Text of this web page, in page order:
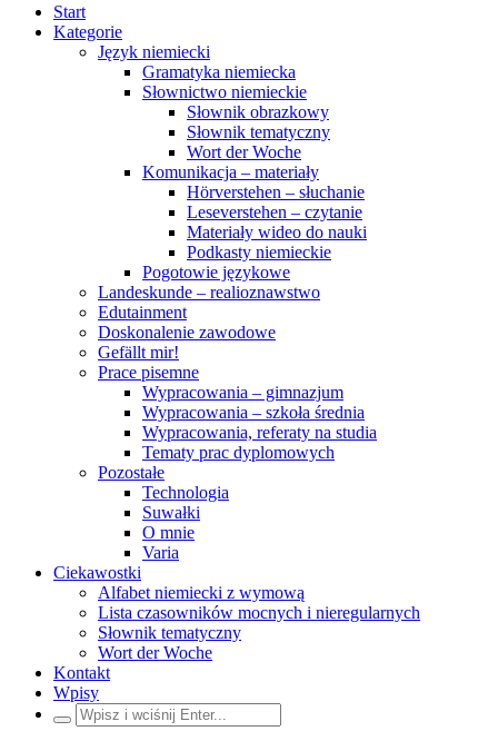
Start
Kategorie
Język niemiecki
Gramatyka niemiecka
Słownictwo niemieckie
Słownik obrazkowy
Słownik tematyczny
Wort der Woche
Komunikacja – materiały
Hörverstehen – słuchanie
Leseverstehen – czytanie
Materiały wideo do nauki
Podkasty niemieckie
Pogotowie językowe
Landeskunde – realioznawstwo
Edutainment
Doskonalenie zawodowe
Gefällt mir!
Prace pisemne
Wypracowania – gimnazjum
Wypracowania – szkoła średnia
Wypracowania, referaty na studia
Tematy prac dyplomowych
Pozostałe
Technologia
Suwałki
O mnie
Varia
Ciekawostki
Alfabet niemiecki z wymową
Lista czasowników mocnych i nieregularnych
Słownik tematyczny
Wort der Woche
Kontakt
Wpisy